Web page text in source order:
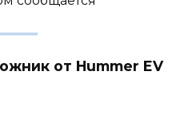
от Hummer EV